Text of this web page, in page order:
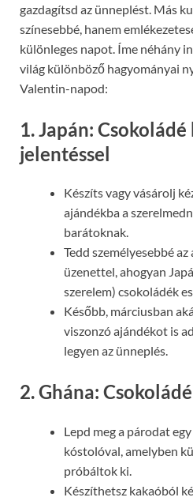
gazdagítsd az ünneplést. Más
színesebbé, hanem
különleges napot. Íme néhány
világ különböző hagyományai
Valentin-napod:
1. Japán:
jelentéssel
Készíts vagy vásárolj
ajándékba a
barátoknak.
Tedd személyesebbé
üzenettel, ahogyan
szerelem) csokoládék
Később, márciusban
viszonzó ajándékot is
legyen az ünneplés.
2. Ghána:
Lepd meg a párodat
kóstolóval, amelyben
próbáltok ki.
Készíthetsz kakaóból